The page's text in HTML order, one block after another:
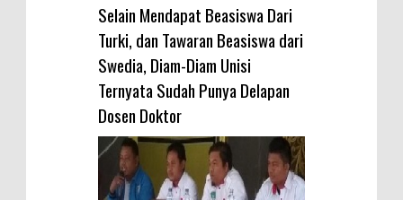
Selain Mendapat Beasiswa Dari
Turki, dan Tawaran Beasiswa dari
Swedia, Diam-Diam Unisi
Ternyata Sudah Punya Delapan
Dosen Doktor